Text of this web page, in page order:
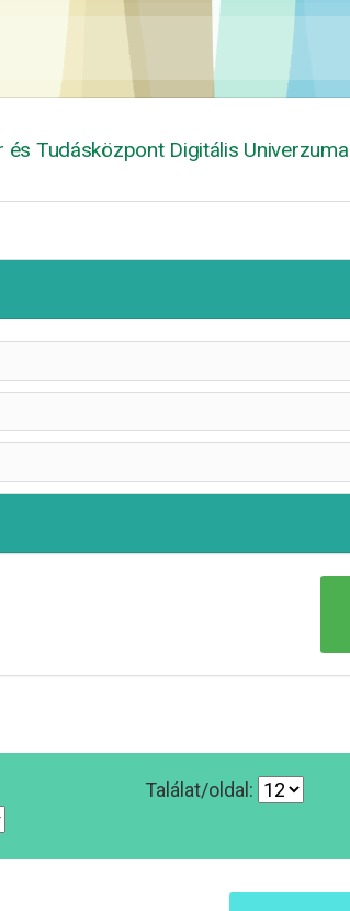
és Tudásközpont Digitális Univerzuma
Találat/oldal: